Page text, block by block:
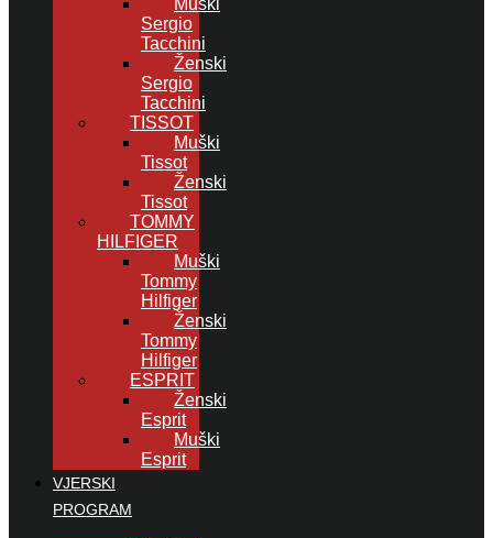
Muški
Sergio
Tacchini
Ženski
Sergio
Tacchini
TISSOT
Muški
Tissot
Ženski
Tissot
TOMMY
HILFIGER
Muški
Tommy
Hilfiger
Ženski
Tommy
Hilfiger
ESPRIT
Ženski
Esprit
Muški
Esprit
VJERSKI
PROGRAM